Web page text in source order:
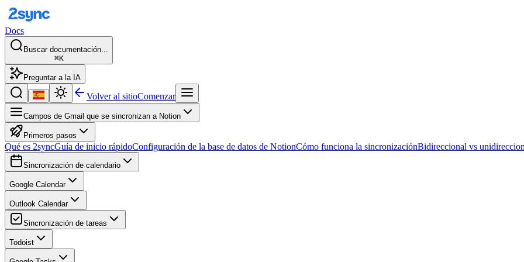
Docs
Buscar documentación...
⌘K
Preguntar a la IA
Volver al sitioComenzar
Campos de Gmail que se sincronizan a Notion
Primeros pasos
Qué es 2syncGuía de inicio rápidoConfiguración de la base de datos de NotionCómo funciona la sincronizaciónBidireccional vs
Sincronización de calendario
Google Calendar
Outlook Calendar
Sincronización de tareas
Todoist